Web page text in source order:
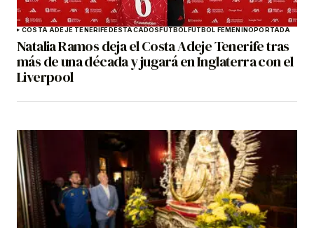
COSTA ADEJE TENERIFEDESTACADOSFÚTBOLFÚTBOL FEMENINOPORTADA
Natalia Ramos deja el Costa Adeje Tenerife tras
más de una década y jugará en Inglaterra con el
Liverpool